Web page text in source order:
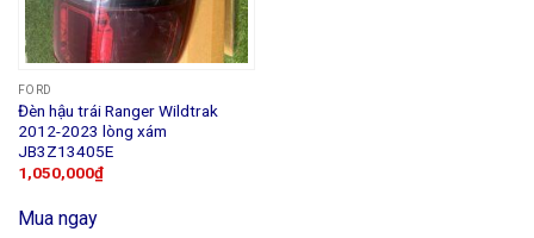
FORD
Đèn hậu trái Ranger Wildtrak
2012-2023 lòng xám
JB3Z13405E
1,050,000₫
Mua ngay